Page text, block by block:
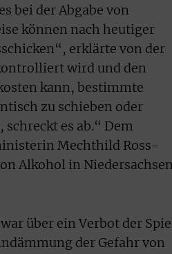
bei der Abgabe von
können nach heutiger
erklärte von der
wird und den
kann, bestimmte
zu schieben oder
es ab.“ Dem
Mechthild Ross-
Alkohol in
über ein Verbot der
der Gefahr von